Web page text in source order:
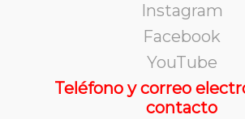
Instagram
Facebook
YouTube
Teléfono y correo
contacto